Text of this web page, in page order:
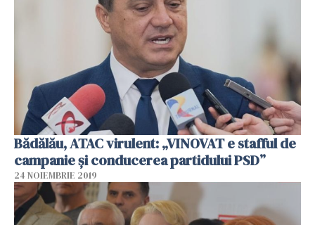
Bădălău, ATAC virulent: „VINOVAT e stafful de
campanie și conducerea partidului PSD”
24 NOIEMBRIE 2019